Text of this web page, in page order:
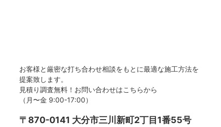
お客様と厳密な打ち合わせ相談をもとに最適な施工方法を
提案致します。
見積り調査無料！お問い合わせはこちらから
（月〜金 9:00-17:00）
〒870-0141 大分市三川新町2丁目1番55号